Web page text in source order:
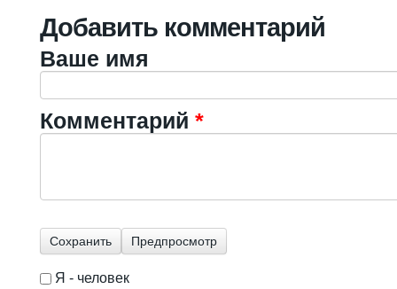
Добавить комментарий
Ваше имя
Комментарий *
Я - человек